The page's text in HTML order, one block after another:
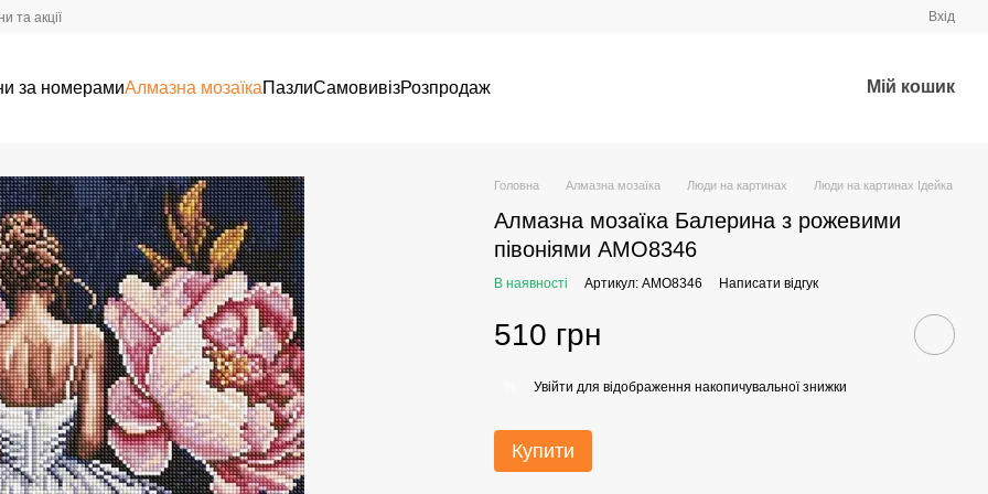
та акції Вхід
за номерамиАлмазна мозаїкаПазлиСамовивізРозпродаж Мій кошик
Головна Алмазна мозаїка Люди на картинах Люди на картинах Ідейка
Алмазна мозаїка Балерина з рожевими
півоніями AMO8346
В наявності Артикул: AMO8346 Написати відгук
510 грн
Увійти для відображення накопичувальної знижки
Купити